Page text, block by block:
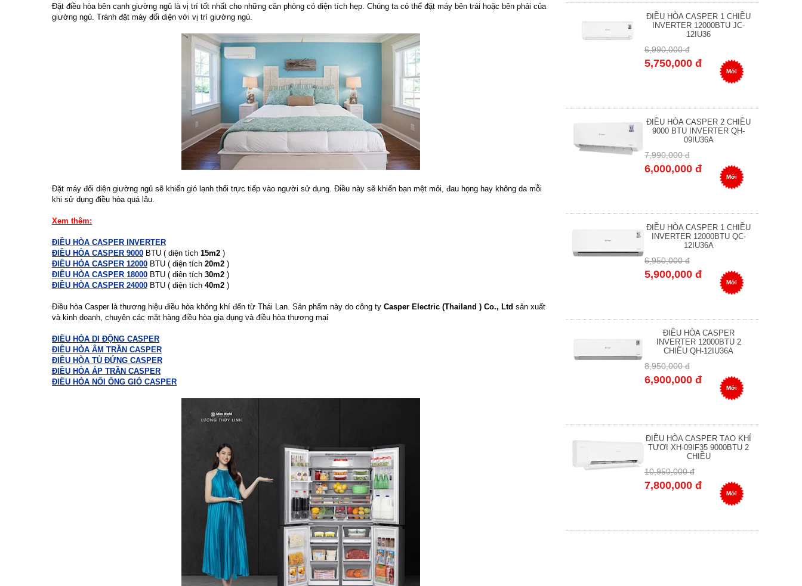
Đặt điều hòa bên cạnh giường ngủ là vị trí tốt nhất cho những căn phòng có diện tích hẹp. Chúng ta có thể đặt máy bên trái hoặc bên phải của
giường ngủ. Tránh đặt máy đối diện với vị trí giường ngủ.
Đặt máy đối diện giường ngủ sẽ khiến gió lạnh thổi trực tiếp vào người sử dụng. Điều này sẽ khiến bạn mệt mỏi, đau họng hay không da mỗi
khi sử dụng điều hòa quá lâu.
Xem thêm:
ĐIỀU HÒA CASPER INVERTER
ĐIỀU HÒA CASPER 9000 BTU ( diện tích 15m2 )
ĐIỀU HÒA CASPER 12000 BTU ( diện tích 20m2 )
ĐIỀU HÒA CASPER 18000 BTU ( diện tích 30m2 )
ĐIỀU HÒA CASPER 24000 BTU ( diện tích 40m2 )
Điều hòa Casper là thương hiệu điều hòa không khí đến từ Thái Lan. Sản phẩm này do công ty Casper Electric (Thailand ) Co., Ltd sản xuất
và kinh doanh, chuyên các mặt hàng điều hòa gia dụng và điều hòa thương mại
ĐIỀU HÒA DI ĐỘNG CASPER
ĐIỀU HÒA ÂM TRẦN CASPER
ĐIỀU HÒA TỦ ĐỨNG CASPER
ĐIỀU HÒA ÁP TRẦN CASPER
ĐIỀU HÒA NỐI ỐNG GIÓ CASPER
ĐIỀU HÒA CASPER 1 CHIỀU
INVERTER 12000BTU JC-
12IU36
6,990,000 đ
5,750,000 đ
Mới
ĐIỀU HÒA CASPER 2 CHIỀU
9000 BTU INVERTER QH-
09IU36A
7,990,000 đ
6,000,000 đ
Mới
ĐIỀU HÒA CASPER 1 CHIỀU
INVERTER 12000BTU QC-
12IU36A
6,950,000 đ
5,900,000 đ
Mới
ĐIỀU HÒA CASPER
INVERTER 12000BTU 2
CHIỀU QH-12IU36A
8,950,000 đ
6,900,000 đ
Mới
ĐIỀU HÒA CASPER TẠO KHÍ
TƯƠI XH-09IF35 9000BTU 2
CHIỀU
10,950,000 đ
7,800,000 đ
Mới